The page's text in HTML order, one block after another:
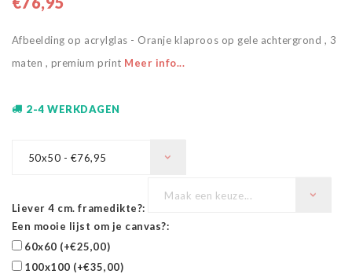
Afbeelding op acrylglas - Oranje klaproos op gele achtergrond , 3
maten , premium print Meer info...
2-4 WERKDAGEN
50x50 - €76,95
Liever 4 cm. framedikte?:
Maak een keuze...
Een mooie lijst om je canvas?:
60x60 (+€25,00)
100x100 (+€35,00)